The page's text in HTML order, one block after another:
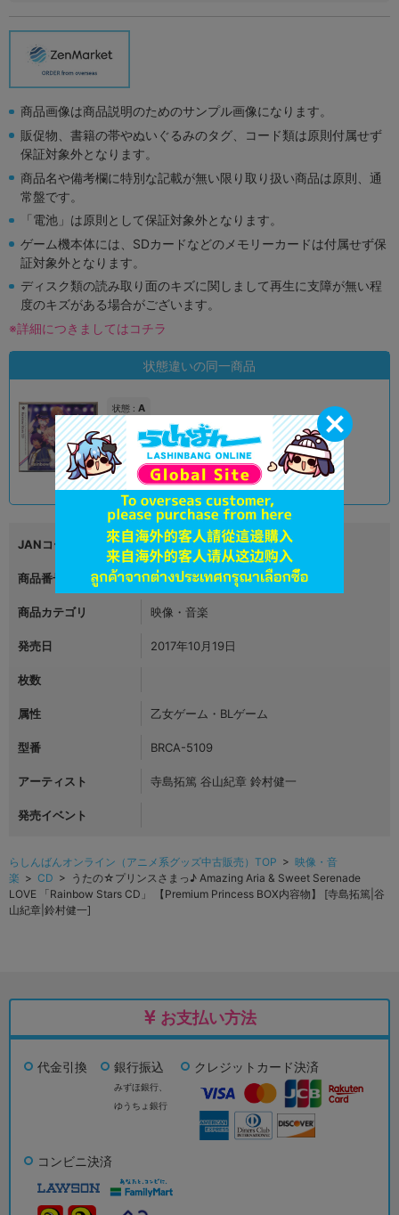
商品画像は商品説明のためのサンプル画像になります。
販促物、書籍の帯やぬいぐるみのタグ、コード類は原則付属せず
保証対象外となります。
商品名や備考欄に特別な記載が無い限り取り扱い商品は原則、通
常盤です。
「電池」は原則として保証対象外となります。
ゲーム機本体には、SDカードなどのメモリーカードは付属せず保
証対象外となります。
ディスク類の読み取り面のキズに関しまして再生に支障が無い程
度のキズがある場合がございます。
※詳細につきましてはコチラ
状態違いの同一商品
状態 : A
オンライン
品切状態 1,590円 税込
JANコード
商品番号 L08091910
商品カテゴリ 映像・音楽
発売日 2017年10月19日
枚数
属性 乙女ゲーム・BLゲーム
型番 BRCA-5109
アーティスト 寺島拓篤 谷山紀章 鈴村健一
発売イベント
らしんばんオンライン（アニメ系グッズ中古販売）TOP > 映像・音
楽 > CD > うたの☆プリンスさまっ♪ Amazing Aria & Sweet Serenade
LOVE 「Rainbow Stars CD」 【Premium Princess BOX内容物】 [寺島拓篤|谷
山紀章|鈴村健一]
お支払い方法
代金引換 銀行振込
みずほ銀行、
ゆうちょ銀行
クレジットカード決済
コンビニ決済